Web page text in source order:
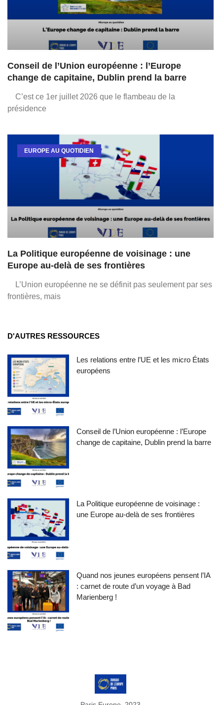
Conseil de l’Union européenne : l’Europe
change de capitaine, Dublin prend la barre
C’est ce 1er juillet 2026 que le flambeau de la
présidence
EUROPE AU QUOTIDIEN
La Politique européenne de voisinage : une
Europe au-delà de ses frontières
L’Union européenne ne se définit pas seulement par ses
frontières, mais
D'AUTRES RESSOURCES
Les relations entre l’UE et les micro États
européens
Conseil de l’Union européenne : l’Europe
change de capitaine, Dublin prend la barre
La Politique européenne de voisinage :
une Europe au-delà de ses frontières
Quand nos jeunes européens pensent l’IA
: carnet de route d’un voyage à Bad
Marienberg !